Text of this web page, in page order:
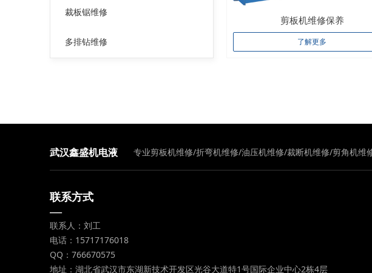
裁板锯维修
多排钻维修
剪板机维修保养
了解更多
武汉鑫盛机电液
压设备维修中心
专业剪板机维修/折弯机维修/油压机维修/裁断机维修/剪角机
联系方式
—
联系人：刘工
电话：15717176018
QQ：766670575
地址：湖北省武汉市东湖新技术开发区光谷大道特1号国际企业中心2栋4层